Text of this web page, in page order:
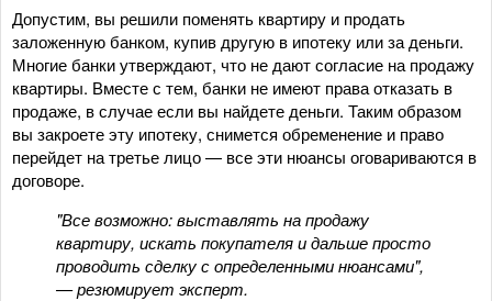
Допустим, вы решили поменять квартиру и продать
заложенную банком, купив другую в ипотеку или за деньги.
Многие банки утверждают, что не дают согласие на продажу
квартиры. Вместе с тем, банки не имеют права отказать в
продаже, в случае если вы найдете деньги. Таким образом
вы закроете эту ипотеку, снимется обременение и право
перейдет на третье лицо — все эти нюансы оговариваются в
договоре.
"Все возможно: выставлять на продажу
квартиру, искать покупателя и дальше просто
проводить сделку с определенными нюансами",
— резюмирует эксперт.